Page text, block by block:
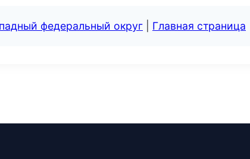
федеральный округ Главная страница